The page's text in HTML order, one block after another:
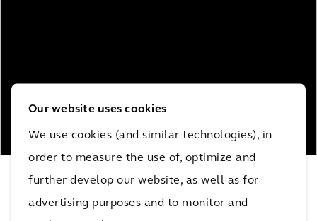
Our website uses cookies
We use cookies (and similar technologies), in
order to measure the use of, optimize and
further develop our website, as well as for
advertising purposes and to monitor and
Línea de alta tensión y corriente continua
LEER MÁS